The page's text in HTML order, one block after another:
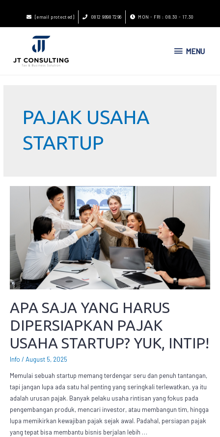
[email protected] 0812 9898 7296 MON - FRI : 08.30 - 17.30
MENU
PAJAK USAHA
STARTUP
APA SAJA YANG HARUS
DIPERSIAPKAN PAJAK
USAHA STARTUP? YUK, INTIP!
Info /August 5, 2025
Memulai sebuah startup memang terdengar seru dan penuh tantangan,
tapi jangan lupa ada satu hal penting yang seringkali terlewatkan, ya itu
adalah urusan pajak. Banyak pelaku usaha rintisan yang fokus pada
pengembangan produk, mencari investor, atau membangun tim, hingga
lupa memikirkan kewajiban pajak sejak awal. Padahal, persiapan pajak
yang tepat bisa membantu bisnis berjalan lebih …